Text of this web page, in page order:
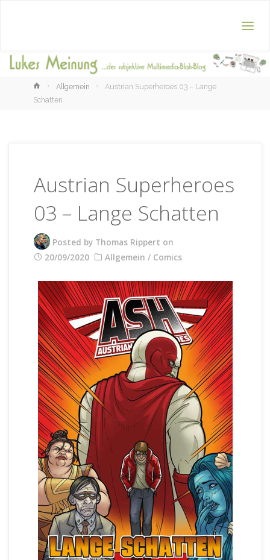
HomeAllgemein
Austrian Superheroes 03 – Lange
Schatten
Austrian Superheroes
03 – Lange Schatten
Posted by Thomas Rippert on
20/09/2020
Allgemein / Comics